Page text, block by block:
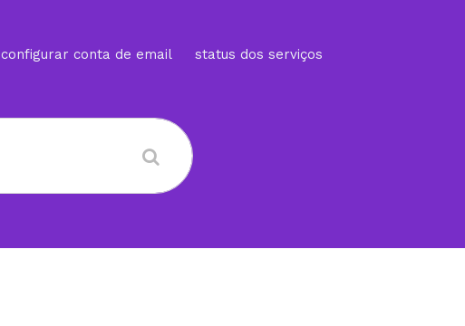
configurar conta de email status dos serviços